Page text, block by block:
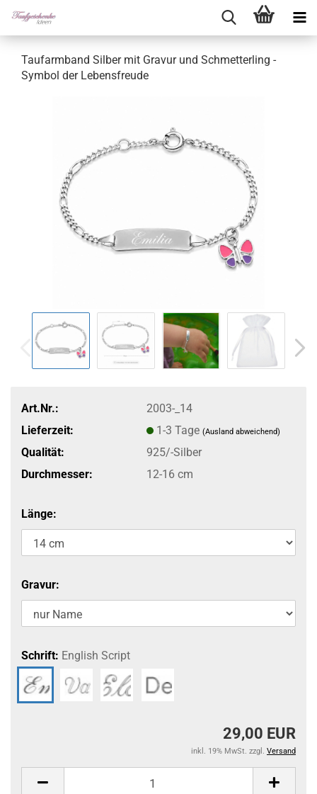
Taufarmband Silber mit Gravur und Schmetterling -
Symbol der Lebensfreude
Art.Nr.:
2003-_14
Lieferzeit:
1-3 Tage (Ausland abweichend)
Qualität:
925/-Silber
Durchmesser:
12-16 cm
Länge:
Gravur:
Schrift: English Script
29,00 EUR
inkl. 19% MwSt. zzgl. Versand